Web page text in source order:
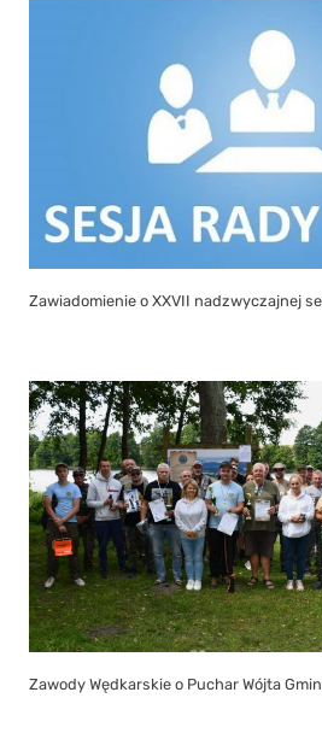
Zawiadomienie o XXVII nadzwyczajnej
Zawody Wędkarskie o Puchar Wójta